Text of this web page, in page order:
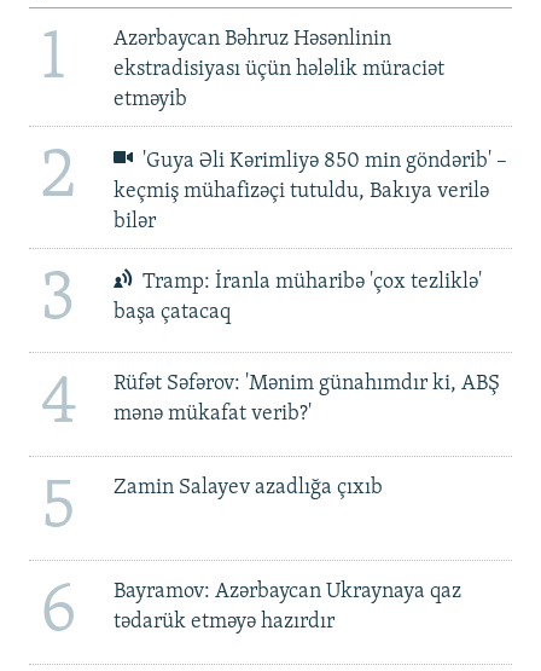
1
Azərbaycan Bəhruz Həsənlinin
ekstradisiyası üçün hələlik müraciət
etməyib
2
'Guya Əli Kərimliyə 850 min göndərib' –
keçmiş mühafizəçi tutuldu, Bakıya verilə
bilər
3
Tramp: İranla müharibə 'çox tezliklə'
başa çatacaq
4
Rüfət Səfərov: 'Mənim günahımdır ki, ABŞ
mənə mükafat verib?'
5 Zamin Salayev azadlığa çıxıb
6
Bayramov: Azərbaycan Ukraynaya qaz
tədarük etməyə hazırdır